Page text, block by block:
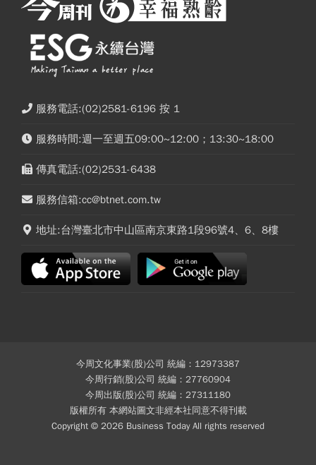
服務電話:(02)2581-6196 按 1
服務時間:週一至週五09:00~12:00；13:30~18:00
傳真電話:(02)2531-6438
服務信箱:cc@btnet.com.tw
地址:台灣臺北市中山區南京東路1段96號4、6、8樓
今周文化事業(股)公司 統編：12973387
今周行銷(股)公司 統編：27760904
今周出版(股)公司 統編：27311180
版權所有 本網站圖文非經本社同意不得刊載
Copyright © 2026 Business Today All rights reserved